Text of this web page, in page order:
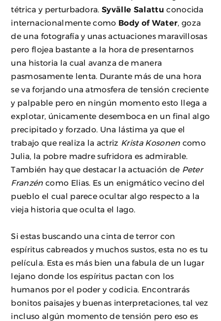
tétrica y perturbadora.Syvälle Salattu conocida
internacionalmente como Body of Water , goza
de una fotografía y unas actuaciones maravillosas
pero flojea bastante a la hora de presentarnos
una historia la cual avanza de manera
pasmosamente lenta. Durante más de una hora
se va forjando una atmosfera de tensión creciente
y palpable pero en ningún momento esto llega a
explotar, únicamente desemboca en un final algo
precipitado y forzado. Una lástima ya que el
trabajo que realiza la actriz Krista Kosonen como
Julia, la pobre madre sufridora es admirable.
También hay que destacar la actuación de Peter
Franzén como Elias. Es un enigmático vecino del
pueblo el cual parece ocultar algo respecto a la
vieja historia que oculta el lago.
Si estas buscando una cinta de terror con
espíritus cabreados y muchos sustos, esta no es tu
película. Esta es más bien una fabula de un lugar
lejano donde los espíritus pactan con los
humanos por el poder y codicia. Encontrarás
bonitos paisajes y buenas interpretaciones, tal vez
incluso algún momento de tensión pero eso es